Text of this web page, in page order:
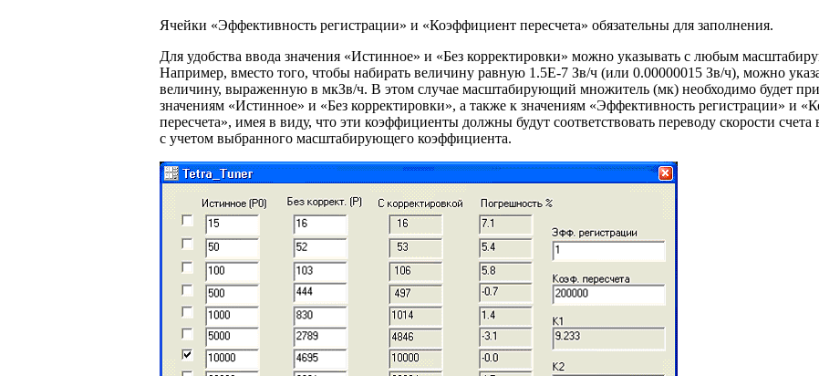
Ячейки «Эффективность регистрации» и «Коэффициент пересчета» обязательны для заполнения.
Для удобства ввода значения «Истинное» и «Без корректировки» можно указывать с любым
Например, вместо того, чтобы набирать величину равную 1.5Е-7 Зв/ч (или 0.00000015 Зв/ч), можно
величину, выраженную в мкЗв/ч. В этом случае масштабирующий множитель (мк) необходимо будет
значениям «Истинное» и «Без корректировки», а также к значениям «Эффективность регистрации» и
пересчета», имея в виду, что эти коэффициенты должны будут соответствовать переводу скорости
с учетом выбранного масштабирующего коэффициента.